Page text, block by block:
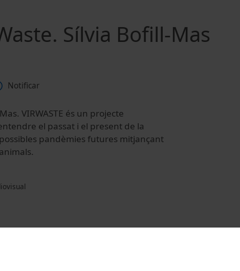
Sílvia Bofill-Mas
Notificar
VIRWASTE és un projecte
el passat i el present de la
pandèmies futures mitjançant